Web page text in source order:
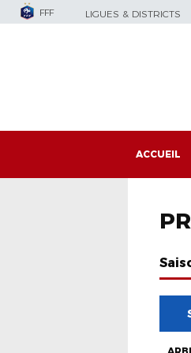
FFF LIGUES & DISTRICTS
ACCUEIL